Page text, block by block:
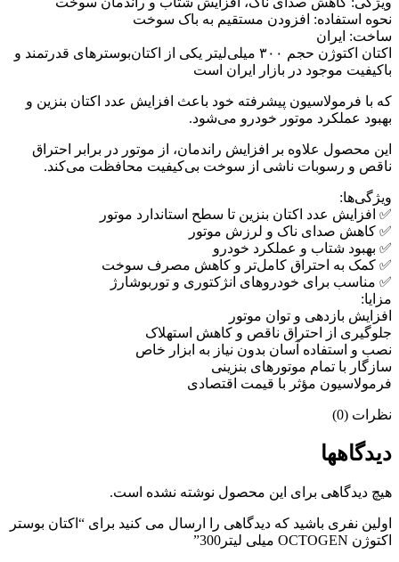
نحوه استفاده: افزودن مستقیم به باک سوخت
ساخت: ایران
اکتان اکتوژن حجم ۳۰۰ میلی‌لیتر یکی از اکتان‌بوسترهای قدرتمند و
باکیفیت موجود در بازار ایران است
که با فرمولاسیون پیشرفته خود باعث افزایش عدد اکتان بنزین و
بهبود عملکرد موتور خودرو می‌شود.
این محصول علاوه بر افزایش راندمان، از موتور در برابر احتراق
ناقص و رسوبات ناشی از سوخت بی‌کیفیت محافظت می‌کند.
ویژگی‌ها:
✅ افزایش عدد اکتان بنزین تا سطح استاندارد موتور
✅ کاهش صدای ناک و لرزش موتور
✅ بهبود شتاب و عملکرد خودرو
✅ کمک به احتراق کامل‌تر و کاهش مصرف سوخت
✅ مناسب برای خودروهای انژکتوری و توربوشارژ
مزایا:
افزایش بازدهی و توان موتور
جلوگیری از احتراق ناقص و کاهش استهلاک
نصب و استفاده آسان بدون نیاز به ابزار خاص
سازگار با تمام موتورهای بنزینی
فرمولاسیون مؤثر با قیمت اقتصادی
نظرات (0)
دیدگاهها
هیچ دیدگاهی برای این محصول نوشته نشده است.
اولین نفری باشید که دیدگاهی را ارسال می کنید برای “اکتان بوستر
اکتوژن OCTOGEN میلی لیتر300”